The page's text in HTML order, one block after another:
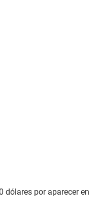
dólares por aparecer en